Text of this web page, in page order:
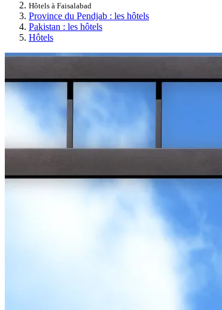
Hôtels à Faisalabad
Province du Pendjab : les hôtels
Pakistan : les hôtels
Hôtels